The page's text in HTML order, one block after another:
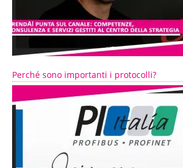
Perché sono importanti i protocolli?